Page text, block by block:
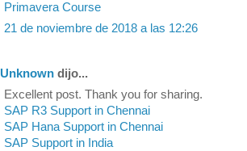
Primavera Course
21 de noviembre de 2018 a las 12:26
Unknown dijo...
Excellent post. Thank you for sharing.
SAP R3 Support in Chennai
SAP Hana Support in Chennai
SAP Support in India